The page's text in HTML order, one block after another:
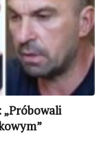
„Próbowali